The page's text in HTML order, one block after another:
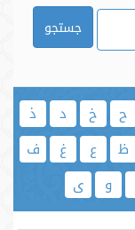
جستجو
ح خ د
ذ
ظ ع غ
ف
و ی